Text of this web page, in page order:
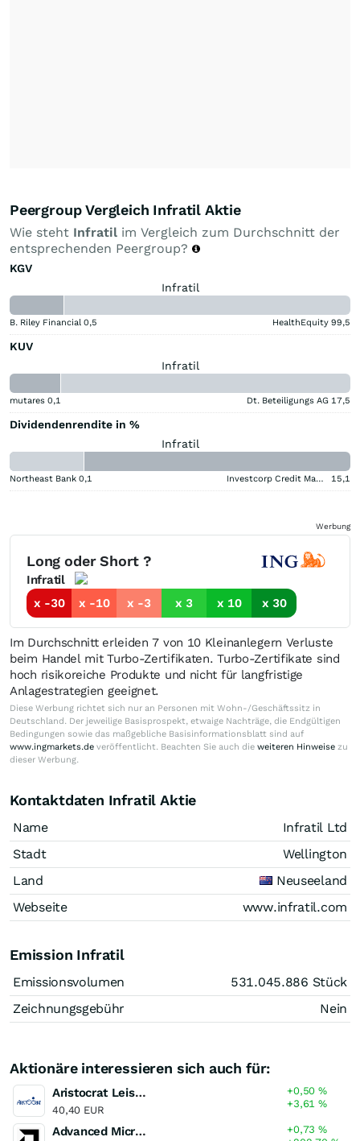
Peergroup Vergleich Infratil Aktie
Wie steht Infratil im Vergleich zum Durchschnitt der
entsprechenden Peergroup?
KGV
Infratil
B. Riley Financial 0,5 HealthEquity 99,5
KUV
Infratil
mutares 0,1 Dt. Beteiligungs AG 17,5
Dividendenrendite in %
Infratil
Northeast Bank 0,1 Investcorp Credit Management BDC 15,1
Werbung
Long oder Short ?
Infratil
x -30
x -10 x -3 x 3 x 10 x 30
Im Durchschnitt erleiden 7 von 10 Kleinanlegern Verluste
beim Handel mit Turbo-Zertifikaten. Turbo-Zertifikate sind
hoch risikoreiche Produkte und nicht für langfristige
Anlagestrategien geeignet.
Diese Werbung richtet sich nur an Personen mit Wohn-/Geschäftssitz in
Deutschland. Der jeweilige Basisprospekt, etwaige Nachträge, die Endgültigen
Bedingungen sowie das maßgebliche Basisinformationsblatt sind auf
www.ingmarkets.de veröffentlicht. Beachten Sie auch die weiteren Hinweise zu
dieser Werbung.
Kontaktdaten Infratil Aktie
Name
Infratil Ltd
Stadt
Wellington
Land
Neuseeland
Webseite
www.infratil.com
Emission Infratil
Emissionsvolumen 531.045.886 Stück
Zeichnungsgebühr
Nein
Aktionäre interessieren sich auch für:
Aristocrat Leisure
40,40 EUR
+0,50%
+3,61%
Advanced Micro Devices +0,73%